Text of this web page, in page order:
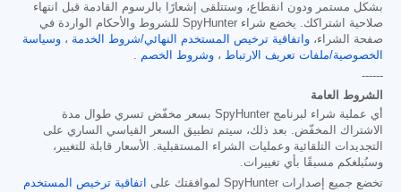
بشكل مستمر ودون انقطاع، وستتلقى إشعارًا بالرسوم القادمة قبل انتهاء
صلاحية اشتراكك. يخضع شراء SpyHunter للشروط والأحكام الواردة في
صفحة الشراء، واتفاقية ترخيص المستخدم النهائي/شروط الخدمة ، وسياسة
الخصوصية/ملفات تعريف الارتباط ، وشروط الخصم .
------
الشروط العامة
أي عملية شراء لبرنامج SpyHunter بسعر مخفّض تسري طوال مدة
الاشتراك المخفّض. بعد ذلك، سيتم تطبيق السعر القياسي الساري على
التجديدات التلقائية وعمليات الشراء المستقبلية. الأسعار قابلة للتغيير،
وسنُبلغكم مسبقًا بأي تغييرات.
تخضع جميع إصدارات SpyHunter لموافقتك على
اتفاقية ترخيص المستخدم